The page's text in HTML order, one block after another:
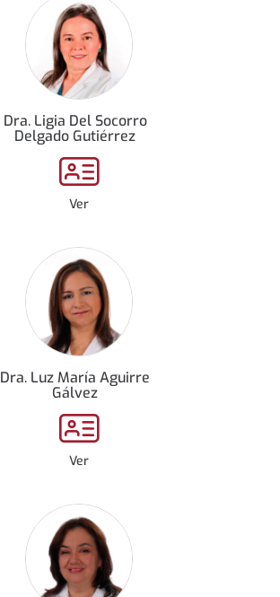
Dra. Ligia Del Socorro
Delgado Gutiérrez
Ver
Dra. Luz María Aguirre
Gálvez
Ver